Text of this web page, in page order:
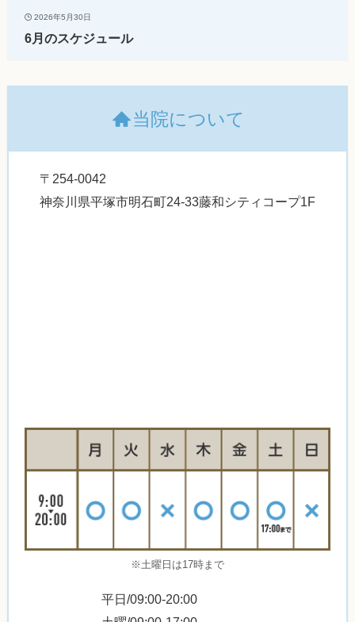
2026年5月30日
6月のスケジュール
当院について
〒254-0042
神奈川県平塚市明石町24-33藤和シティコープ1F
※土曜日は17時まで
平日/09:00-20:00